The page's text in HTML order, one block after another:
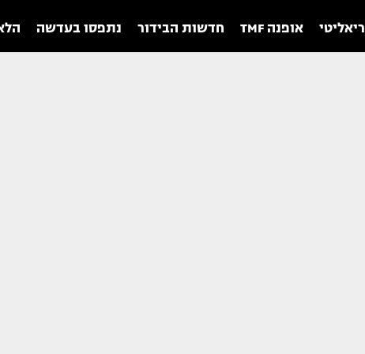
ריאליטי אופנה TMF חדשות הבידור נתפסו בעדשה